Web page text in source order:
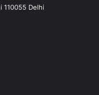
110055 Delhi